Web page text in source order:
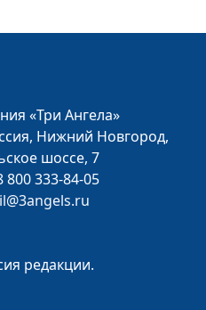
священнослужитель,
религиозной свободы
Роман Земцов,
Виталий Бахтин,
священнослужитель,
связей и
«Три Ангела»
Нижний Новгород,
шоссе, 7
800 333-84-05
редакции.